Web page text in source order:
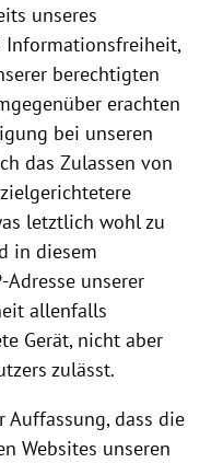
unseres
Informationsfreiheit,
berechtigten
erachten
bei unseren
das Zulassen von
letztlich wohl zu
in diesem
unserer
allenfalls
Gerät, nicht aber
zulässt.
dass die
Websites unseren